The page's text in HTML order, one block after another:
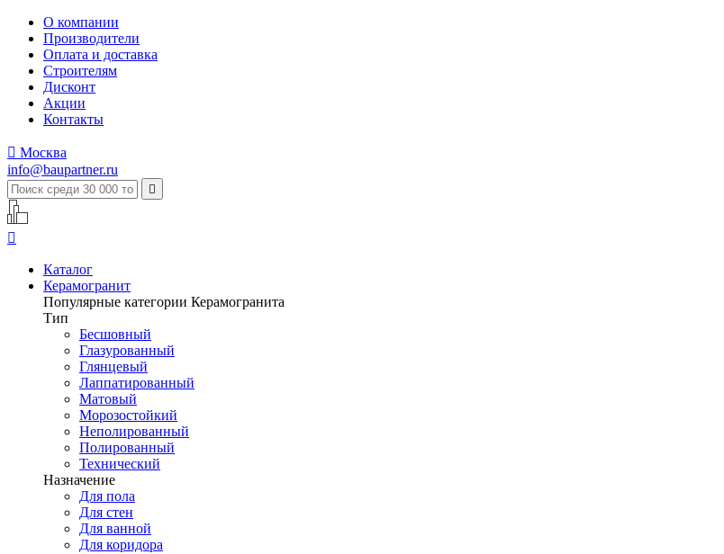
О компании
Производители
Оплата и доставка
Строителям
Дисконт
Акции
Контакты
 Москва
info@baupartner.ru


Каталог
Керамогранит
Популярные категории Керамогранита
Тип
Бесшовный
Глазурованный
Глянцевый
Лаппатированный
Матовый
Морозостойкий
Неполированный
Полированный
Технический
Назначение
Для пола
Для стен
Для ванной
Для коридора